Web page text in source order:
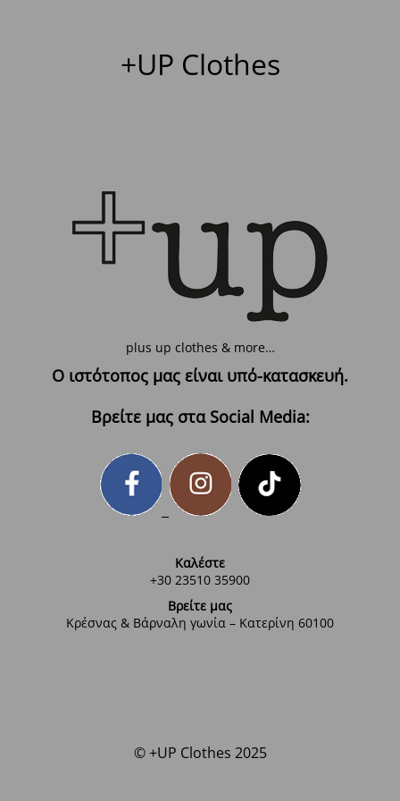
+UP Clothes
plus up clothes & more…
Ο ιστότοπος μας είναι υπό-κατασκευή.
Βρείτε μας στα Social Media:
Καλέστε
+30 23510 35900
Βρείτε μας
Κρέσνας & Βάρναλη γωνία – Κατερίνη 60100
© +UP Clothes 2025